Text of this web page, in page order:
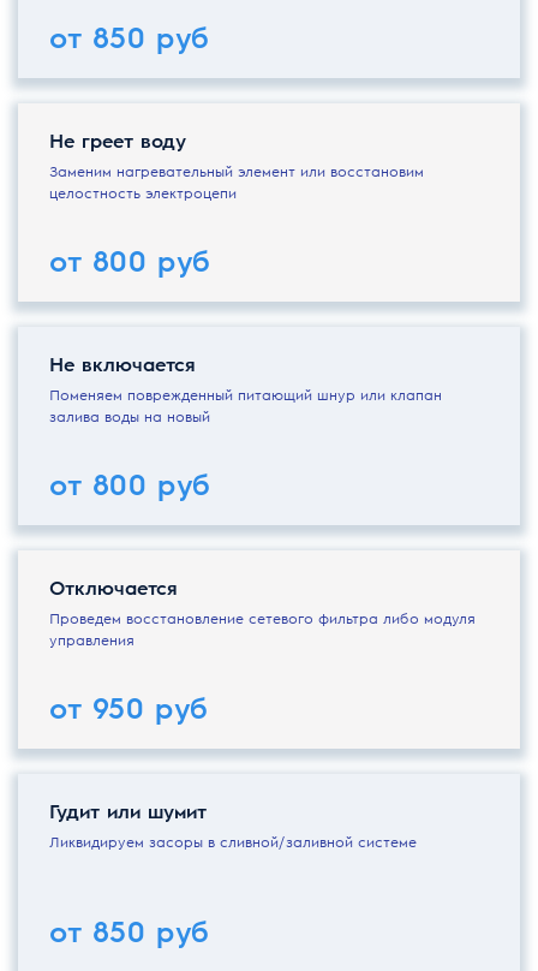
от 850 руб
Не греет воду
Заменим нагревательный элемент или восстановим
целостность электроцепи
от 800 руб
Не включается
Поменяем поврежденный питающий шнур или клапан
залива воды на новый
от 800 руб
Отключается
Проведем восстановление сетевого фильтра либо модуля
управления
от 950 руб
Гудит или шумит
Ликвидируем засоры в сливной/заливной системе
от 850 руб